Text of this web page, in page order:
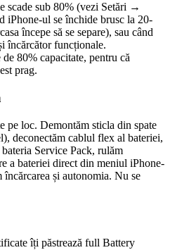
scade sub 80% (vezi Setări →
ul se închide brusc la 20-
începe să se separe), sau când
încărcător funcționale.
80% capacitate, pentru că
prag.
pe loc. Demontăm sticla din spate
deconectăm cablul flex al bateriei,
Service Pack, rulăm
a bateriei direct din meniul iPhone-
și autonomia. Nu se
îți păstrează full Battery